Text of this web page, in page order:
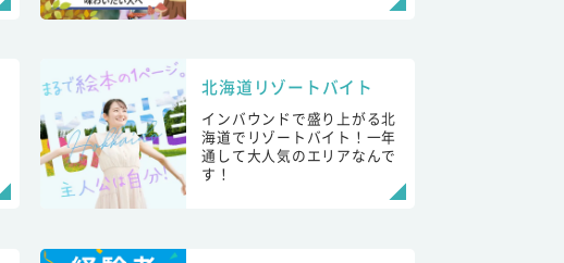
北海道リゾートバイト
インバウンドで盛り上がる北
海道でリゾートバイト！一年
通して大人気のエリアなんで
す！